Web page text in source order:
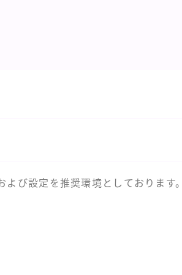
よび設定を推奨環境としております